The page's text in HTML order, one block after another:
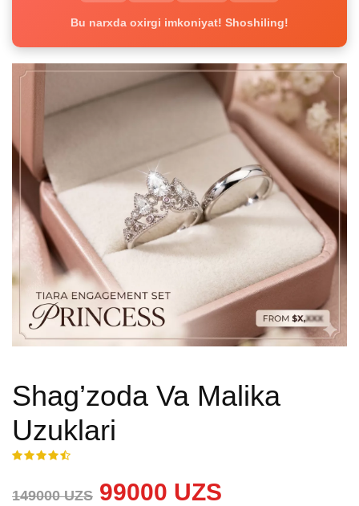
Bu narxda oxirgi imkoniyat! Shoshiling!
Shag’zoda Va Malika
Uzuklari
149000 UZS 99000 UZS